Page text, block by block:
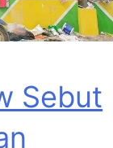
Sebut